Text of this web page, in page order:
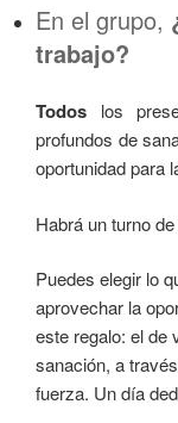
En el grupo,
trabajo?
Todos los
profundos de
oportunidad para
Habrá un turno
Puedes elegir lo
aprovechar la
este regalo: el de
sanación, a
fuerza. Un día